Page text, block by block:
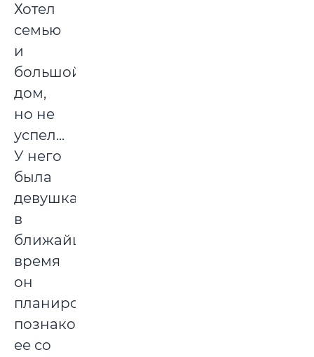
Хотел
семью
и
большой
дом,
но не
успел...
У него
была
девушка,
в
ближайшее
время
он
планировал
познакомить
ее со